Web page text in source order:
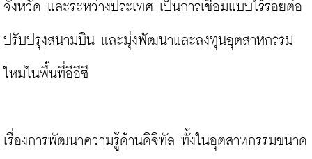
จังหวัด และระหว่างประเทศ เป็นการเชื่อมแบบไร้รอยต่อ
ปรับปรุงสนามบิน และมุ่งพัฒนาและลงทุนอุตสาหกรรม
ใหม่ในพื้นที่อีอีซี
เรื่องการพัฒนาความรู้ด้านดิจิทัล ทั้งในอุตสาหกรรมขนาด